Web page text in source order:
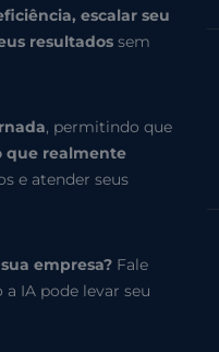
escalar seu
resultados sem
, permitindo que
que realmente
e atender seus
empresa? Fale
IA pode levar seu